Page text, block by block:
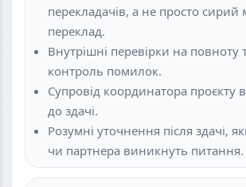
перекладачів, а не просто
переклад.
Внутрішні перевірки на повноту
контроль помилок.
Супровід координатора проєкту
до здачі.
Розумні уточнення після здачі,
чи партнера виникнуть питання.